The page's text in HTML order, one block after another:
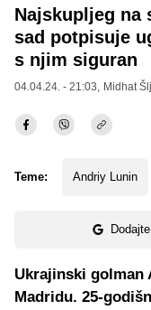
Najskupljeg na
sad potpisuje
s njim siguran
04.04.24. - 21:03, Midhat
Teme: Andriy Lunin
Ukrajinski golman
Madridu. 25-